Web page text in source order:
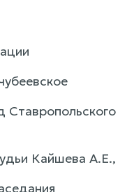
Ставропольского
Кайшева А.Е.,